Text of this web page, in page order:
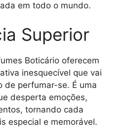
em todo o mundo.
Superior
Boticário oferecem
inesquecível que vai
de perfumar-se. É uma
desperta emoções,
tornando cada
especial e memorável.